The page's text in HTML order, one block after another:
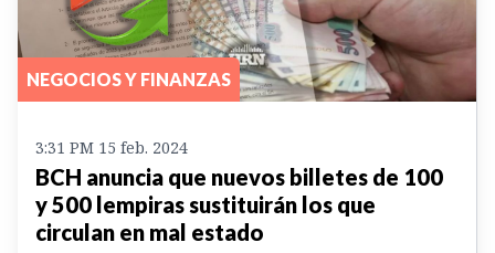
NEGOCIOS Y FINANZAS
3:31 PM 15 feb. 2024
BCH anuncia que nuevos billetes de 100
y 500 lempiras sustituirán los que
circulan en mal estado